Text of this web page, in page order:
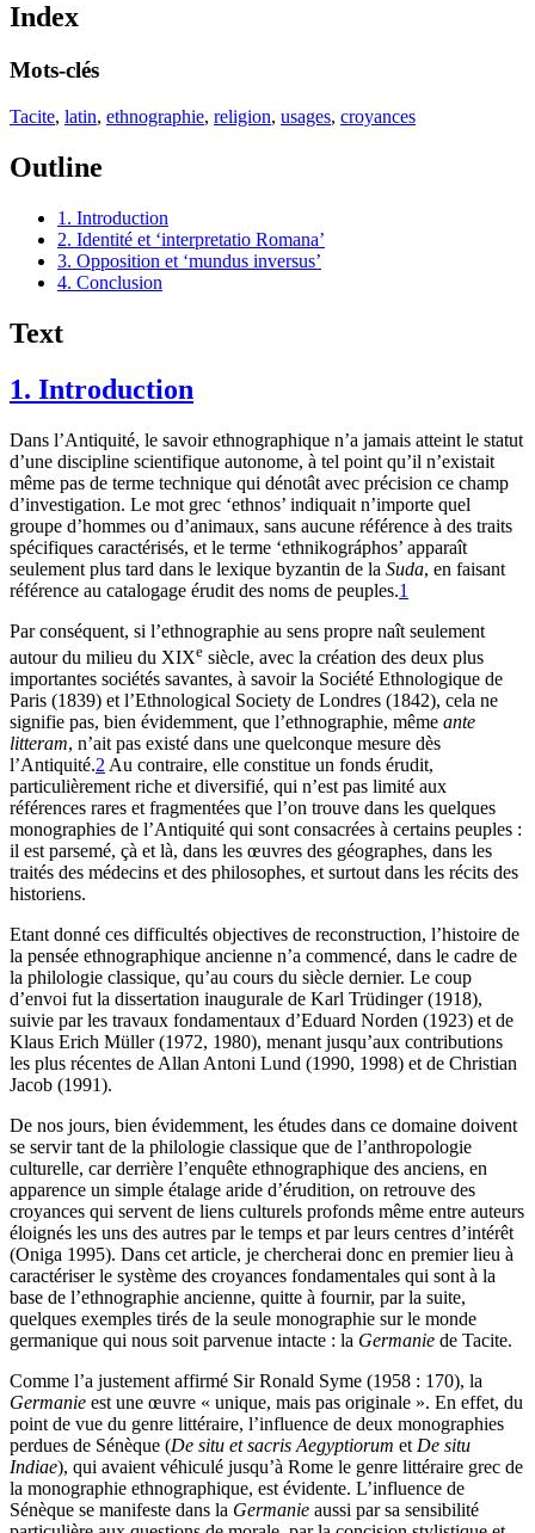
Index
Mots-clés
Tacite, latin, ethnographie, religion, usages, croyances
Outline
1. Introduction
2. Identité et ‘interpretatio Romana’
3. Opposition et ‘mundus inversus’
4. Conclusion
Text
1. Introduction
Dans l’Antiquité, le savoir ethnographique n’a jamais atteint le statut
d’une discipline scientifique autonome, à tel point qu’il n’existait
même pas de terme technique qui dénotât avec précision ce champ
d’investigation. Le mot grec ‘ethnos’ indiquait n’importe quel
groupe d’hommes ou d’animaux, sans aucune référence à des traits
spécifiques caractérisés, et le terme ‘ethnikográphos’ apparaît
seulement plus tard dans le lexique byzantin de la Suda, en faisant
référence au catalogage érudit des noms de peuples.1
Par conséquent, si l’ethnographie au sens propre naît seulement
autour du milieu du XIXe siècle, avec la création des deux plus
importantes sociétés savantes, à savoir la Société Ethnologique de
Paris (1839) et l’Ethnological Society de Londres (1842), cela ne
signifie pas, bien évidemment, que l’ethnographie, même ante
litteram, n’ait pas existé dans une quelconque mesure dès
l’Antiquité.2 Au contraire, elle constitue un fonds érudit,
particulièrement riche et diversifié, qui n’est pas limité aux
références rares et fragmentées que l’on trouve dans les quelques
monographies de l’Antiquité qui sont consacrées à certains peuples :
il est parsemé, çà et là, dans les œuvres des géographes, dans les
traités des médecins et des philosophes, et surtout dans les récits des
historiens.
Etant donné ces difficultés objectives de reconstruction, l’histoire de
la pensée ethnographique ancienne n’a commencé, dans le cadre de
la philologie classique, qu’au cours du siècle dernier. Le coup
d’envoi fut la dissertation inaugurale de Karl Trüdinger (1918),
suivie par les travaux fondamentaux d’Eduard Norden (1923) et de
Klaus Erich Müller (1972, 1980), menant jusqu’aux contributions
les plus récentes de Allan Antoni Lund (1990, 1998) et de Christian
Jacob (1991).
De nos jours, bien évidemment, les études dans ce domaine doivent
se servir tant de la philologie classique que de l’anthropologie
culturelle, car derrière l’enquête ethnographique des anciens, en
apparence un simple étalage aride d’érudition, on retrouve des
croyances qui servent de liens culturels profonds même entre auteurs
éloignés les uns des autres par le temps et par leurs centres d’intérêt
(Oniga 1995). Dans cet article, je chercherai donc en premier lieu à
caractériser le système des croyances fondamentales qui sont à la
base de l’ethnographie ancienne, quitte à fournir, par la suite,
quelques exemples tirés de la seule monographie sur le monde
germanique qui nous soit parvenue intacte : la Germanie de Tacite.
Comme l’a justement affirmé Sir Ronald Syme (1958 : 170), la
Germanie est une œuvre « unique, mais pas originale ». En effet, du
point de vue du genre littéraire, l’influence de deux monographies
perdues de Sénèque (De situ et sacris Aegyptiorum et De situ
Indiae), qui avaient véhiculé jusqu’à Rome le genre littéraire grec de
la monographie ethnographique, est évidente. L’influence de
Sénèque se manifeste dans la Germanie aussi par sa sensibilité